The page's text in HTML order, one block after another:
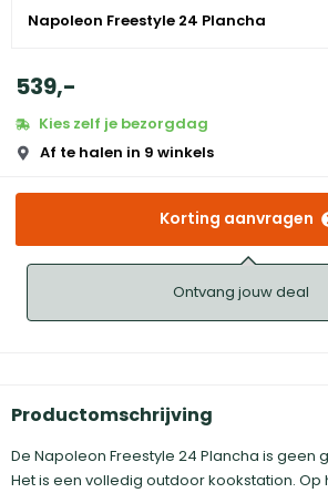
Napoleon Freestyle 24 Plancha
539,-
Kies zelf je bezorgdag
Af te halen in 9 winkels
Korting aanvragen
Ontvang jouw deal
Productomschrijving
De Napoleon Freestyle 24 Plancha is geen
Het is een volledig outdoor kookstation. Op